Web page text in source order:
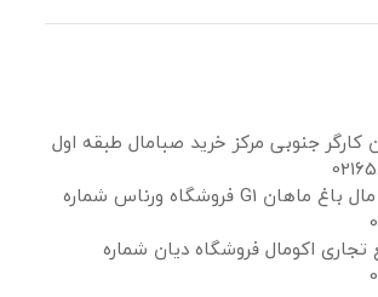
کارگر جنوبی مرکز خرید صبامال طبقه اول
شعبه ۲: تهران ایران مال باغ ماهان G1 فروشگاه ورناس شماره
تجاری اکومال فروشگاه دیان شماره